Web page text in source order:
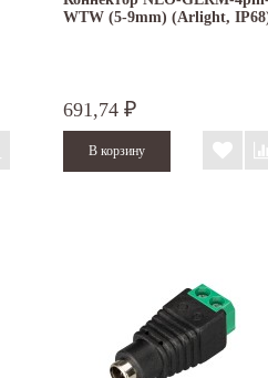
WTW (5-9mm) (Arlight,
691,74 ₽